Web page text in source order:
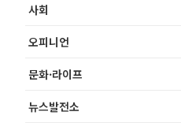
사회
오피니언
문화·라이프
뉴스발전소